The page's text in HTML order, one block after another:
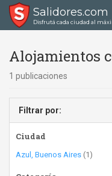
Salidores.com
Disfrutá cada ciudad al
Alojamientos
1 publicaciones
Filtrar por:
Ciudad
Azul, Buenos Aires (1)